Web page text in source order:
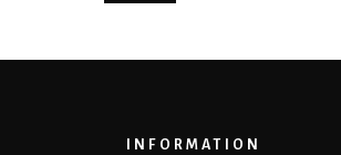
INFORMATION